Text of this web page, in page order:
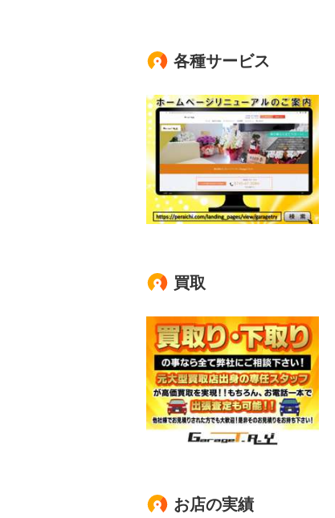
各種サービス
買取
お店の実績